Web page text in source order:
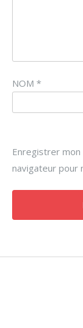
NOM *
Enregistrer
navigateur pour